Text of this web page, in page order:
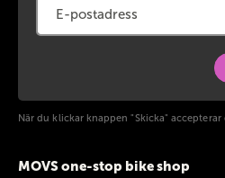
När du klickar knappen "Skicka" accepterar
MOVS one-stop bike shop